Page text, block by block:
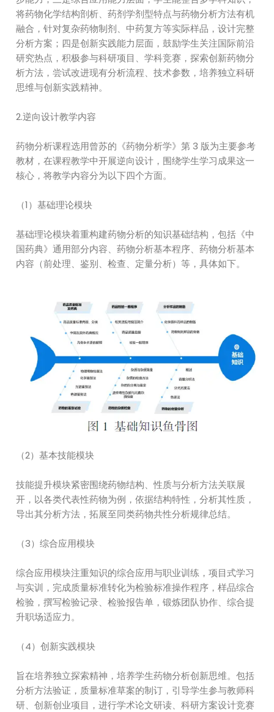
将药物化学结构剖析、药剂学剂型特点与药物分析方法有机
融合，针对复杂药物制剂、中药复方等实际样品，设计完整
分析方案；四是创新实践能力层面，鼓励学生关注国际前沿
研究热点，积极参与科研项目、学科竞赛，探索创新药物分
析方法，尝试改进现有分析流程、技术参数，培养独立科研
思维与创新实践精神。
2.逆向设计教学内容
药物分析课程选用曾苏的《药物分析学》第 3 版为主要参考
教材，在课程教学中开展逆向设计，围绕学生学习成果这一
核心，将教学内容分为以下四个方面。
（1）基础理论模块
基础理论模块着重构建药物分析的知识基础结构，包括《中
国药典》通用部分内容、药物分析基本程序、药物分析基本
内容（前处理、鉴别、检查、定量分析）等，具体如下。
（2）基本技能模块
技能提升模块紧密围绕药物结构、性质与分析方法关联展
开，以各类代表性药物为例，依据结构特性，分析其性质，
导出其分析方法，拓展至同类药物共性分析规律总结。
（3）综合应用模块
综合应用模块注重知识的综合应用与职业训练，项目式学习
与实训，完成质量标准转化为检验标准操作程序，样品综合
检验，撰写检验记录、检验报告单，锻炼团队协作、综合提
升职场适应力。
（4）创新实践模块
旨在培养独立探索精神，培养学生药物分析创新思维。包括
分析方法验证，质量标准草案的制订，引导学生参与教师科
研、创新创业项目，进行学术论文研读、科研方案设计竞赛